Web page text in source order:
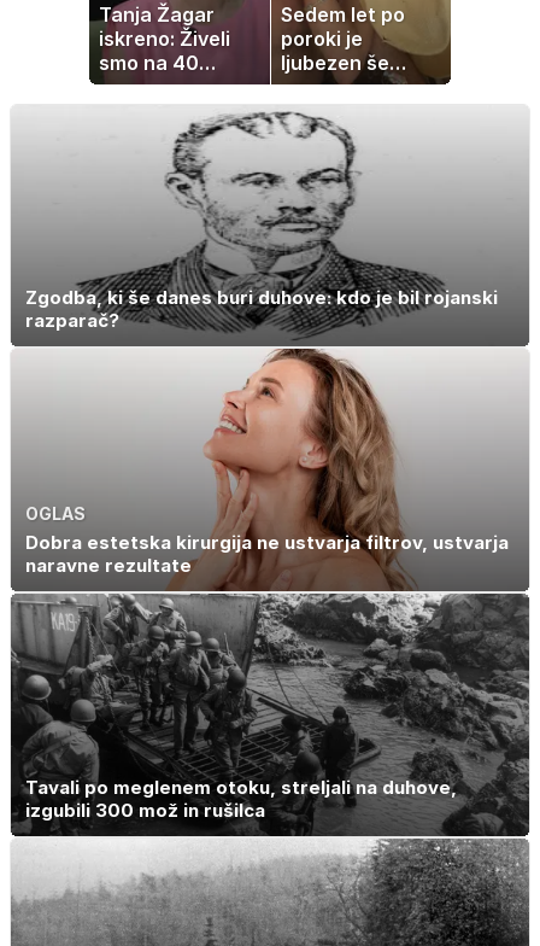
Tanja Žagar
iskreno: Živeli
smo na 40
kvadratih, a
imela sem vse,
kar otrok
potrebuje
Sedem let po
poroki je
ljubezen še
vedno enako
močna
Zgodba, ki še danes buri duhove: kdo je bil rojanski
razparač?
OGLAS
Dobra estetska kirurgija ne ustvarja filtrov, ustvarja
naravne rezultate
Tavali po meglenem otoku, streljali na duhove,
izgubili 300 mož in rušilca